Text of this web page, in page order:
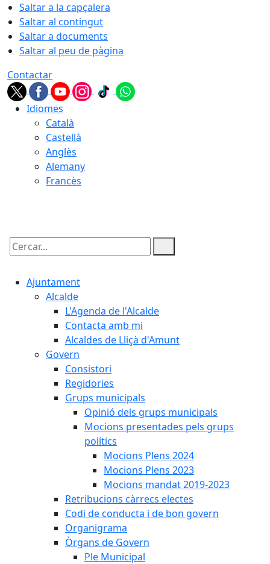
Saltar a la capçalera
Saltar al contingut
Saltar a documents
Saltar al peu de pàgina
Contactar
Idiomes
Català
Castellà
Anglès
Alemany
Francès
Cercar:
Ajuntament
Alcalde
L'Agenda de l'Alcalde
Contacta amb mi
Alcaldes de Lliçà d'Amunt
Govern
Consistori
Regidories
Grups municipals
Opinió dels grups municipals
Mocions presentades pels grups
polítics
Mocions Plens 2024
Mocions Plens 2023
Mocions mandat 2019-2023
Retribucions càrrecs electes
Codi de conducta i de bon govern
Organigrama
Òrgans de Govern
Ple Municipal